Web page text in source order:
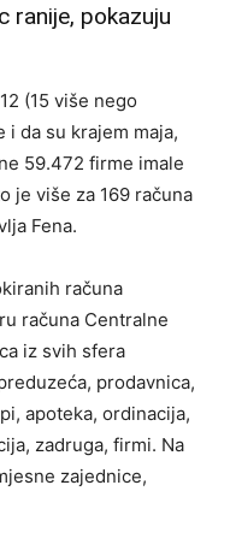
ranije, pokazuju
(15 više nego
da su krajem maja,
59.472 firme imale
je više za 169 računa
Fena.
računa
računa Centralne
iz svih sfera
prodavnica,
apoteka, ordinacija,
zadruga, firmi. Na
zajednice,